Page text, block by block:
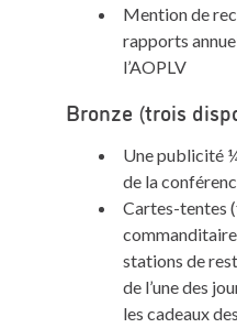
Mention de
rapports
l’AOPLV
Bronze (trois
Une publicité
de la
Cartes-tentes
stations de
de l’une des
les cadeaux